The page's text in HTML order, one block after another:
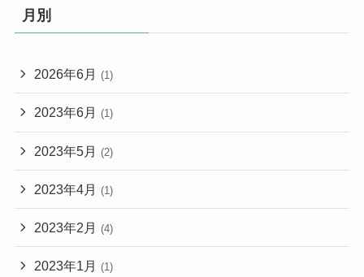
月別
2026年6月 (1)
2023年6月 (1)
2023年5月 (2)
2023年4月 (1)
2023年2月 (4)
2023年1月 (1)